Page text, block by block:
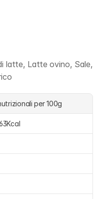
latte, Latte ovino, Sale,
per 100g